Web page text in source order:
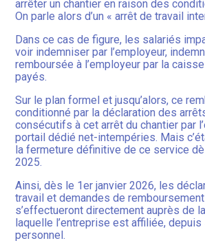
arrêter un chantier en raison des
On parle alors d’un « arrêt de travail
Dans ce cas de figure, les salariés
voir indemniser par l’employeur,
remboursée à l’employeur par la
payés.
Sur le plan formel et jusqu’alors, ce
conditionné par la déclaration des
consécutifs à cet arrêt du chantier par
portail dédié net-intempéries. Mais
la fermeture définitive de ce service
2025.
Ainsi, dès le 1er janvier 2026, les
travail et demandes de
s’effectueront directement auprès de
laquelle l’entreprise est affiliée,
personnel.